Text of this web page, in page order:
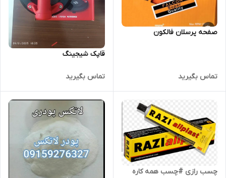
صفحه پرسلان فالکون
تماس بگیرید
قاپک شیجینگ
تماس بگیرید
چسب رازی #چسب همه کاره